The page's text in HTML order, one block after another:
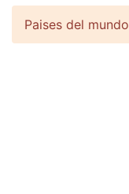
Paises del mundo